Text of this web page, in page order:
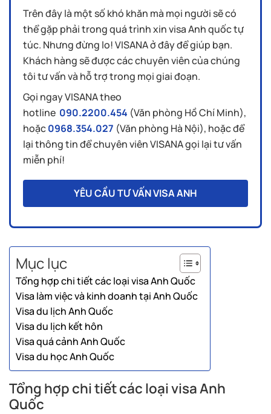
Trên đây là một số khó khăn mà mọi người sẽ có
thể gặp phải trong quá trình xin visa Anh quốc tự
túc. Nhưng đừng lo! VISANA ở đây để giúp bạn.
Khách hàng sẽ được các chuyên viên của chúng
tôi tư vấn và hỗ trợ trong mọi giai đoạn.
Gọi ngay VISANA theo
hotline 090.2200.454 (Văn phòng Hồ Chí Minh),
hoặc0968.354.027 (Văn phòng Hà Nội), hoặc để
lại thông tin để chuyên viên VISANA gọi lại tư vấn
miễn phí!
YÊU CẦU TƯ VẤN VISA ANH
Mục lục
Tổng hợp chi tiết các loại visa Anh Quốc
Visa làm việc và kinh doanh tại Anh Quốc
Visa du lịch Anh Quốc
Visa du lịch kết hôn
Visa quá cảnh Anh Quốc
Visa du học Anh Quốc
Tổng hợp chi tiết các loại visa Anh
Quốc